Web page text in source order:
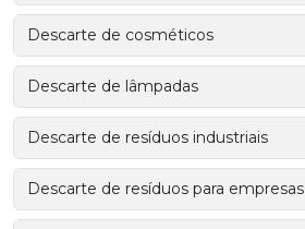
Descarte de cosméticos
Descarte de lâmpadas
Descarte de resíduos industriais
Descarte de resíduos para empresas